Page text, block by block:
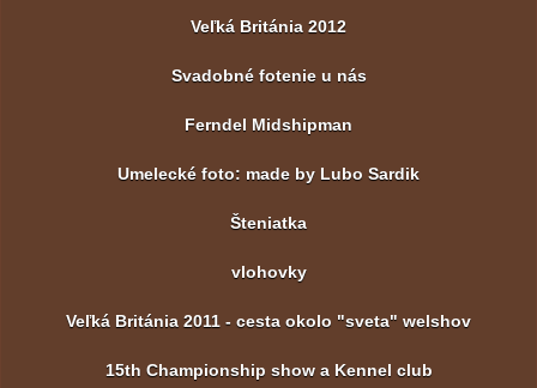
Veľká Británia 2012
Svadobné fotenie u nás
Ferndel Midshipman
Umelecké foto: made by Lubo Sardik
Šteniatka
vlohovky
Veľká Británia 2011 - cesta okolo "sveta" welshov
15th Championship show a Kennel club